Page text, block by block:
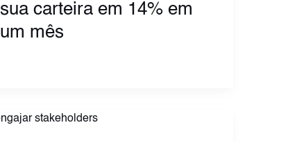
sua carteira em 14% em
um mês